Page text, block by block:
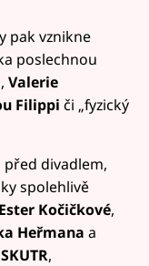
pak vznikne
poslechnou
, Valerie
Filippi či „fyzický
divadlem,
spolehlivě
Ester Kočičkové,
Heřmana a
SKUTR,